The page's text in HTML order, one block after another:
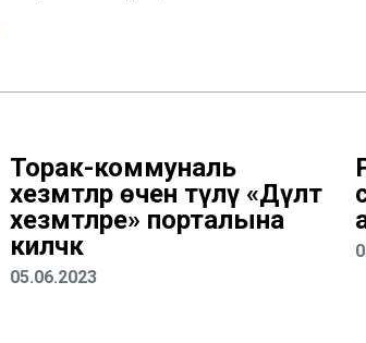
Торак-коммуналь
хезмәтләр өчен түләү «Дәүләт
хезмәтләре» порталына
киләчәк
05.06.2023